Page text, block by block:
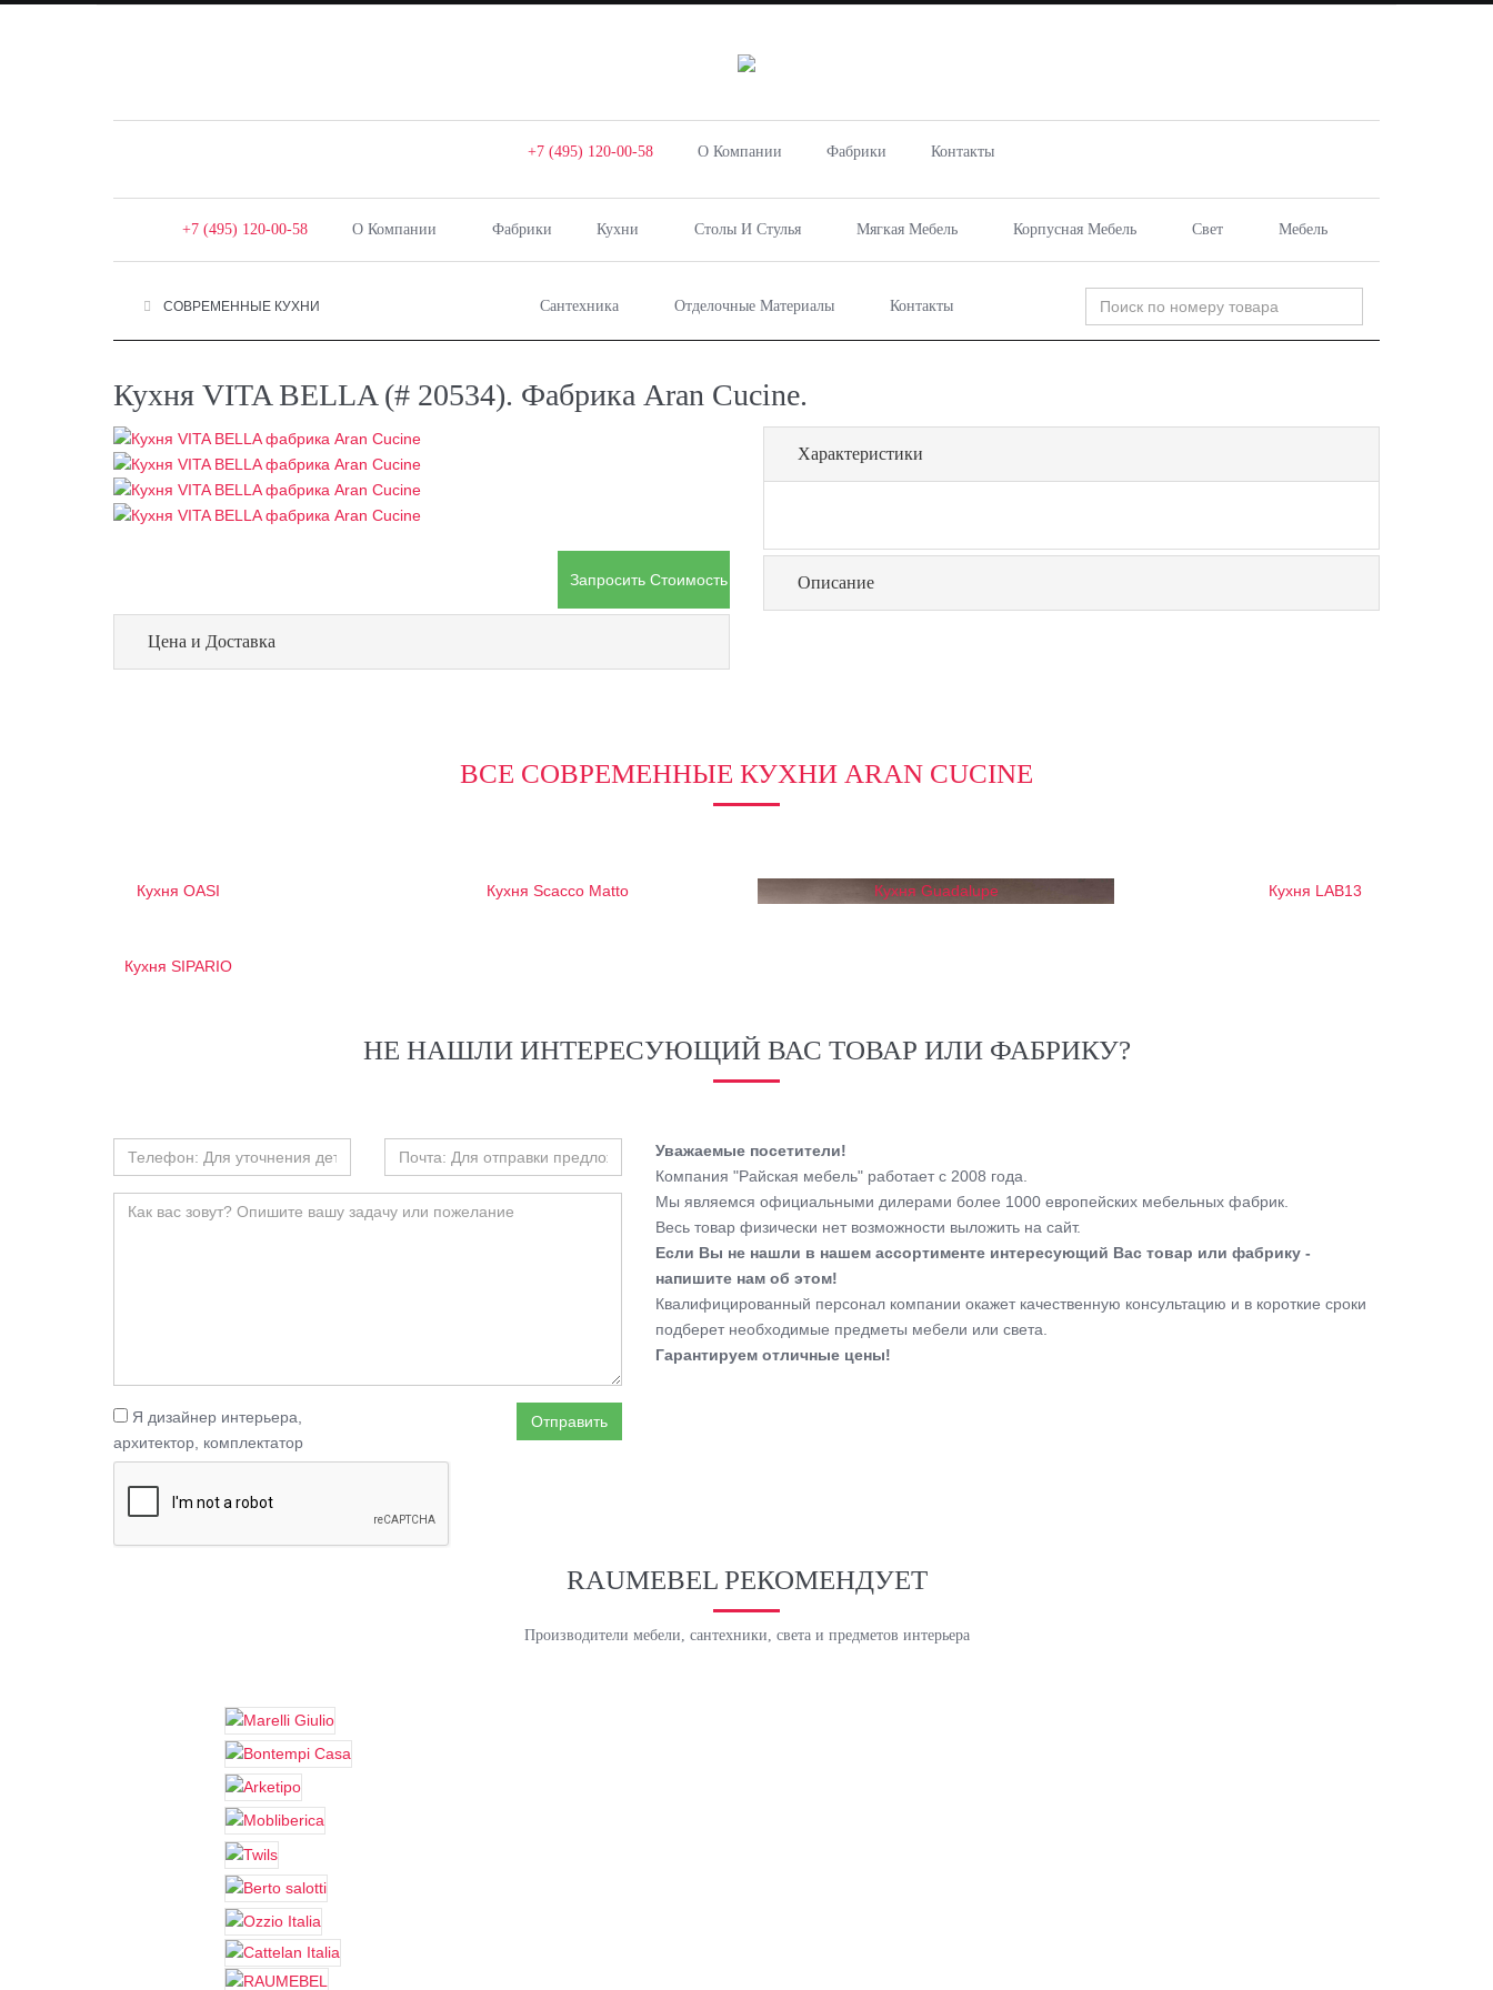
+7 (495) 120-00-58 О Компании Фабрики Контакты
+7 (495) 120-00-58 О Компании Фабрики Кухни Столы И Стулья Мягкая Мебель Корпусная Мебель Свет Мебель
Сантехника Отделочные Материалы Контакты
СОВРЕМЕННЫЕ КУХНИ
Кухня VITA BELLA (# 20534). Фабрика Aran Cucine.
Запросить Стоимость Товара
Цена и Доставка
Характеристики
Описание
ВСЕ СОВРЕМЕННЫЕ КУХНИ ARAN CUCINE
Кухня OASI Кухня Scacco Matto Кухня Guadalupe Кухня LAB13
Кухня SIPARIO
НЕ НАШЛИ ИНТЕРЕСУЮЩИЙ ВАС ТОВАР ИЛИ ФАБРИКУ?
Я дизайнер интерьера,
архитектор, комплектатор
Отправить
Уважаемые посетители!
Компания "Райская мебель" работает с 2008 года.
Мы являемся официальными дилерами более 1000 европейских мебельных фабрик.
Весь товар физически нет возможности выложить на сайт.
Если Вы не нашли в нашем ассортименте интересующий Вас товар или фабрику -
напишите нам об этом!
Квалифицированный персонал компании окажет качественную консультацию и в короткие сроки
подберет необходимые предметы мебели или света.
Гарантируем отличные цены!
RAUMEBEL РЕКОМЕНДУЕТ
Производители мебели, сантехники, света и предметов интерьера